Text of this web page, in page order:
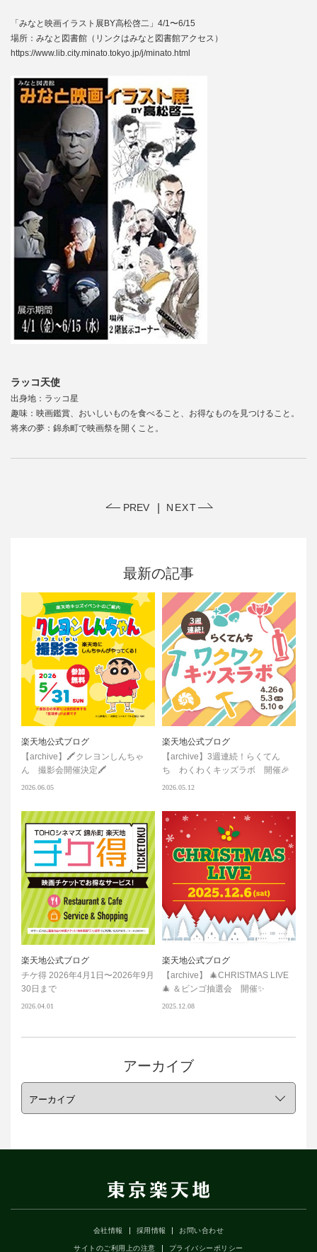
「みなと映画イラスト展BY高松啓二」4/1〜6/15
場所：みなと図書館（リンクはみなと図書館アクセス）
https://www.lib.city.minato.tokyo.jp/j/minato.html
ラッコ天使
出身地：ラッコ星
趣味：映画鑑賞、おいしいものを食べること、お得なものを見つけること。
将来の夢：錦糸町で映画祭を開くこと。
PREV NEXT
最新の記事
楽天地公式ブログ
【archive】🖍️クレヨンしんちゃ
ん 撮影会開催決定🖍️
2026.06.05
楽天地公式ブログ
【archive】3週連続！らくてん
ち わくわくキッズラボ 開催🎉
2026.05.12
楽天地公式ブログ
チケ得 2026年4月1日〜2026年9月
30日まで
2026.04.01
楽天地公式ブログ
【archive】 🎄CHRISTMAS LIVE
🎄 ＆ビンゴ抽選会 開催✨
2025.12.08
アーカイブ
会社情報 採用情報 お問い合わせ
サイトのご利用上の注意 プライバシーポリシー